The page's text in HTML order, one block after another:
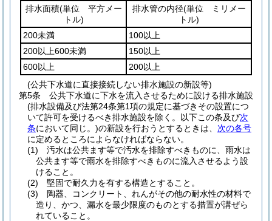
排水面積(単位 平方メー
トル)
排水管の内径(単位 ミリメー
トル)
200未満
100以上
200以上600未満
150以上
600以上
200以上
(公共下水道に直接接続しない排水施設の新設等)
第5条
公共下水道に下水を流入させるために設ける排水施設
(排水設備及び法第24条第1項の規定に基づきその設置につ
いて許可を受けるべき排水施設を除く。以下この条及び次
条において同じ。)の新設を行おうとするときは、 次の各号
に定めるところによらなければならない。
(1)
汚水は公共ます等で汚水を排除すべきものに、雨水は
公共ます等で雨水を排除すべきものに流入させるよう設
けること。
(2)
堅固で耐久力を有する構造とすること。
(3)
陶器、コンクリート、れんがその他の耐水性の材料で
造り、かつ、漏水を最少限度のものとする措置が講ぜら
れていること。